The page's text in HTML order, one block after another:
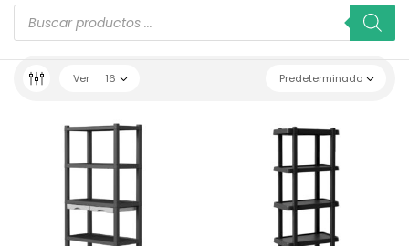
Predeterminado
Ver 16